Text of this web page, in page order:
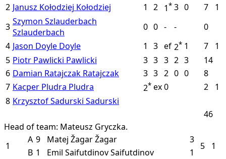
2 Janusz Kołodziej Kołodziej 1 2 1* 3 0 7
1
3 Szymon Szlauderbach
Szlauderbach
0 0 - -
0
4 Jason Doyle Doyle 1 3 ef 2* 1 7
1
5 Piotr Pawlicki Pawlicki 3 3 3 2 3
14
6 Damian Ratajczak Ratajczak 3 3 2 0 0
8
7 Kacper Pludra Pludra 2* ex0 2
1
8 Krzysztof Sadurski Sadurski
46
Head of team: Mateusz Gryczka.
1
A 9 Matej ŽagarŽagar 3
5 1
B 1 Emil SaifutdinovSaifutdinov
1